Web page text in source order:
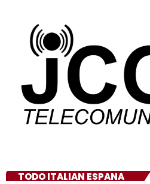
TODO ITALIAN ESPANA